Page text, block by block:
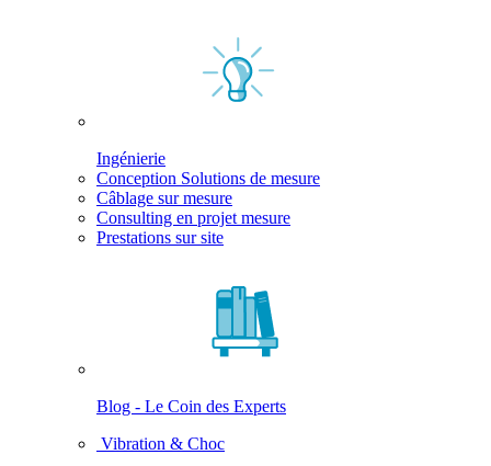
Ingénierie
Conception Solutions de mesure
Câblage sur mesure
Consulting en projet mesure
Prestations sur site
Blog - Le Coin des Experts
Vibration & Choc